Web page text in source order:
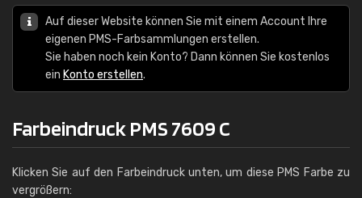
Auf dieser Website können Sie mit einem Account Ihre
eigenen PMS-Farbsammlungen erstellen.
Sie haben noch kein Konto? Dann können Sie kostenlos
ein Konto erstellen.
Farbeindruck PMS 7609 C
Klicken Sie auf den Farbeindruck unten, um diese PMS Farbe zu
vergrößern: